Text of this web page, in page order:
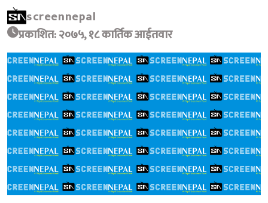
screennepal
प्रकाशित: २०७५, १८ कार्तिक आईतवार